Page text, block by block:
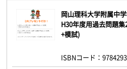
岡山理科大学附属中
H30年度用過去問題集
+模試)
ISBNコード：